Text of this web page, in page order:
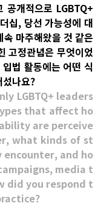
공개적으로 LGBTQ+
십, 당선 가능성에 대
마주해왔을 것 같은
고정관념은 무엇이었
법 활동에는 어떤 식
나요?
LGBTQ+ leaders
that affect ho
are perceive
what kinds of st
and ho
media t
did you respond t